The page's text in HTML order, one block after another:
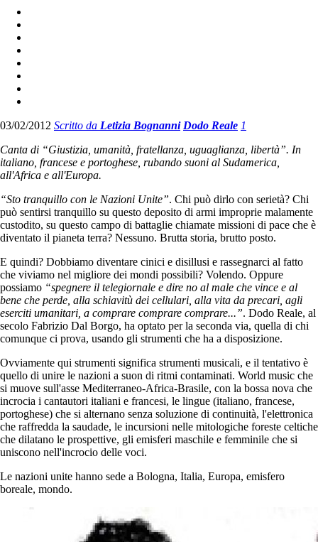
03/02/2012 Scritto da Letizia Bognanni Dodo Reale 1
Canta di “Giustizia, umanità, fratellanza, uguaglianza, libertà”. In
italiano, francese e portoghese, rubando suoni al Sudamerica,
all'Africa e all'Europa.
“Sto tranquillo con le Nazioni Unite”. Chi può dirlo con serietà? Chi
può sentirsi tranquillo su questo deposito di armi improprie malamente
custodito, su questo campo di battaglie chiamate missioni di pace che è
diventato il pianeta terra? Nessuno. Brutta storia, brutto posto.
E quindi? Dobbiamo diventare cinici e disillusi e rassegnarci al fatto
che viviamo nel migliore dei mondi possibili? Volendo. Oppure
possiamo “spegnere il telegiornale e dire no al male che vince e al
bene che perde, alla schiavitù dei cellulari, alla vita da precari, agli
eserciti umanitari, a comprare comprare comprare...”. Dodo Reale, al
secolo Fabrizio Dal Borgo, ha optato per la seconda via, quella di chi
comunque ci prova, usando gli strumenti che ha a disposizione.
Ovviamente qui strumenti significa strumenti musicali, e il tentativo è
quello di unire le nazioni a suon di ritmi contaminati. World music che
si muove sull'asse Mediterraneo-Africa-Brasile, con la bossa nova che
incrocia i cantautori italiani e francesi, le lingue (italiano, francese,
portoghese) che si alternano senza soluzione di continuità, l'elettronica
che raffredda la saudade, le incursioni nelle mitologiche foreste celtiche
che dilatano le prospettive, gli emisferi maschile e femminile che si
uniscono nell'incrocio delle voci.
Le nazioni unite hanno sede a Bologna, Italia, Europa, emisfero
boreale, mondo.